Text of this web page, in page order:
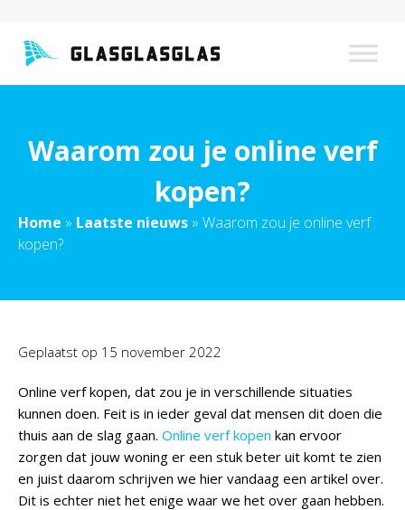
Waarom zou je online verf
kopen?
Home » Laatste nieuws » Waarom zou je online verf
kopen?
Geplaatst op 15 november 2022
Online verf kopen, dat zou je in verschillende situaties
kunnen doen. Feit is in ieder geval dat mensen dit doen die
thuis aan de slag gaan. Online verf kopen kan ervoor
zorgen dat jouw woning er een stuk beter uit komt te zien
en juist daarom schrijven we hier vandaag een artikel over.
Dit is echter niet het enige waar we het over gaan hebben.